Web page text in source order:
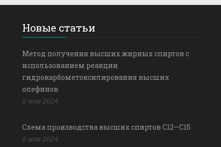
Новые статьи
Метод получения высших жирных спиртов с
использованием реакции
гидрокарбометоксилирования высших
олефинов
6 мая 2024
Схема производства высших спиртов С12—С15
6 мая 2024